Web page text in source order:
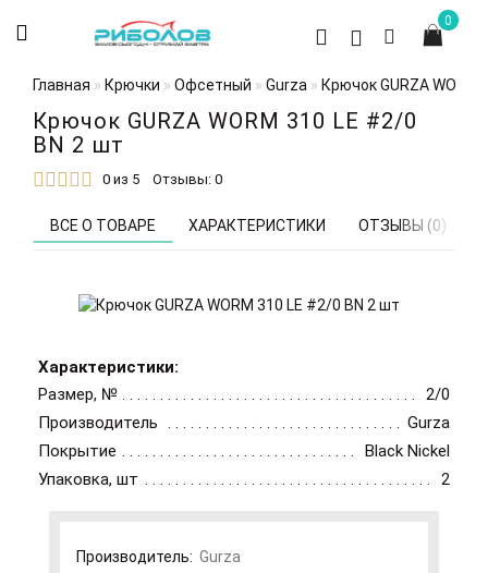
0
Главная Крючки Офсетный Gurza Крючок GURZA
Крючок GURZA WORM 310 LE #2/0
BN 2 шт
0 из 5 Отзывы: 0
ВСЕ О ТОВАРЕ ХАРАКТЕРИСТИКИ ОТЗЫВЫ (0)
Характеристики:
Размер, №
2/0
Производитель
Gurza
Покрытие
Black Nickel
Упаковка, шт
2
Производитель: Gurza